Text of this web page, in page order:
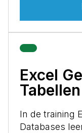
Excel
In de training
Databases